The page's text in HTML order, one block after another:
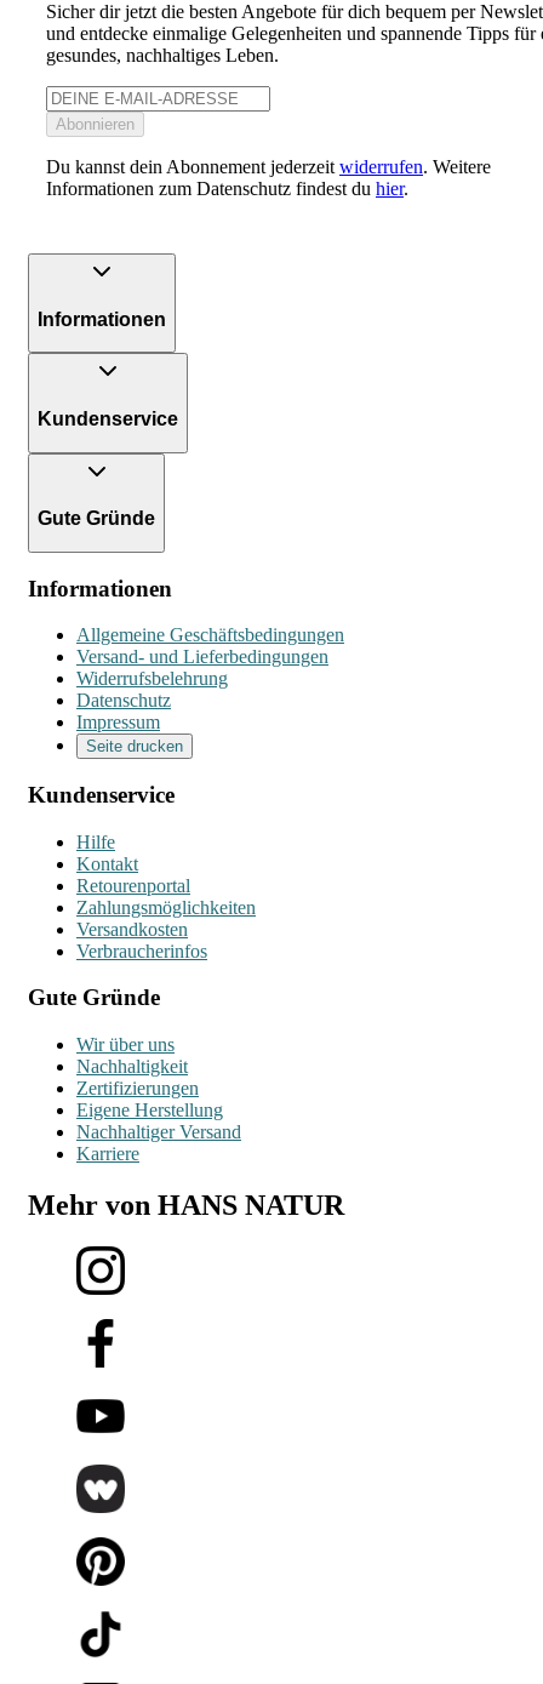
Sicher dir jetzt die besten Angebote für dich bequem per
und entdecke einmalige Gelegenheiten und spannende Tipps für
gesundes, nachhaltiges Leben.
Abonnieren
Du kannst dein Abonnement jederzeit widerrufen. Weitere
Informationen zum Datenschutz findest du hier.
Informationen
Kundenservice
Gute Gründe
Informationen
Allgemeine Geschäftsbedingungen
Versand- und Lieferbedingungen
Widerrufsbelehrung
Datenschutz
Impressum
Seite drucken
Kundenservice
Hilfe
Kontakt
Retourenportal
Zahlungsmöglichkeiten
Versandkosten
Verbraucherinfos
Gute Gründe
Wir über uns
Nachhaltigkeit
Zertifizierungen
Eigene Herstellung
Nachhaltiger Versand
Karriere
Mehr von HANS NATUR